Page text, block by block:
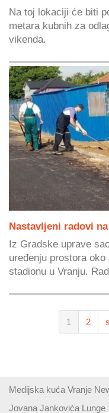
Na toj lokaciji će biti
metara kubnih za
vikenda.
Nastavljeni radovi
Iz Gradske uprave
uređenju prostora
stadionu u Vranju.
1 2
Medijska kuća Vranje
Jovana Jankovića Lunge